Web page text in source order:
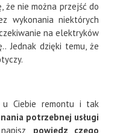
że nie można przejść do
wykonania niektórych
na elektryków
Jednak dzięki temu, że
u Ciebie remontu i tak
potrzebnej usługi
powiedz czego